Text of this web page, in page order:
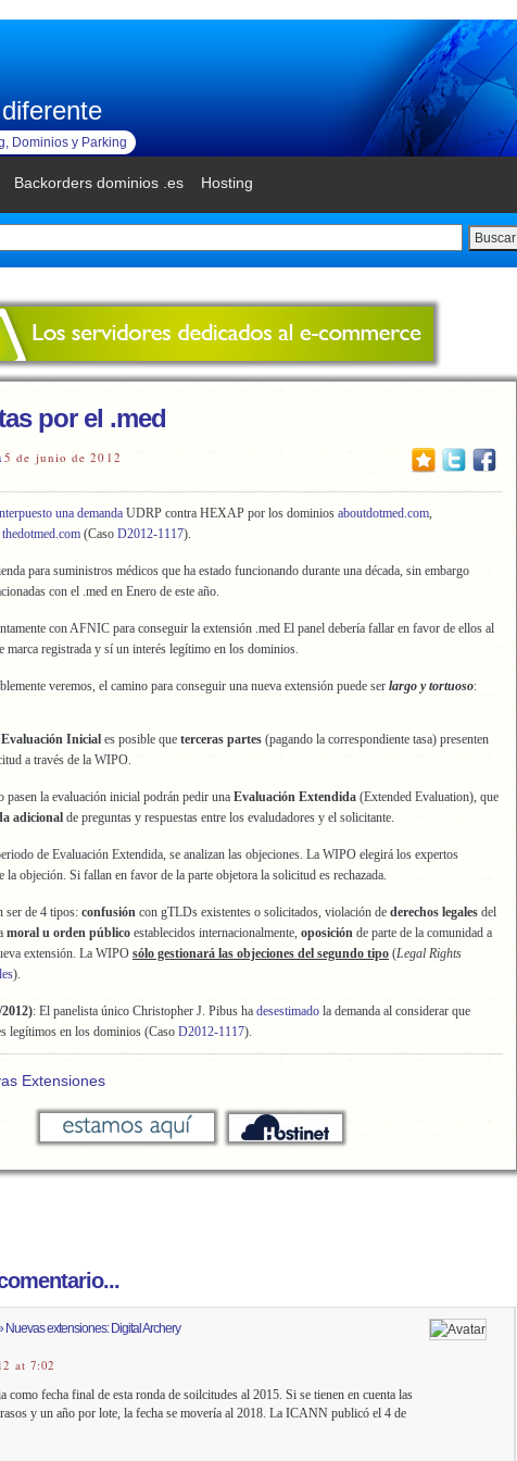
Dominios y Parking
Backorders dominios .es Hosting
Buscar
por el .med
5 de junio de 2012
una demanda UDRP contra HEXAP por los dominios aboutdotmed.com,
thedotmed.com (Caso D2012-1117).
para suministros médicos que ha estado funcionando durante una década, sin embargo
con el .med en Enero de este año.
con AFNIC para conseguir la extensión .med El panel debería fallar en favor de ellos al
marca registrada y sí un interés legítimo en los dominios.
veremos, el camino para conseguir una nueva extensión puede ser largo y tortuoso:
Evaluación Inicial es posible que terceras partes (pagando la correspondiente tasa) presenten
a través de la WIPO.
pasen la evaluación inicial podrán pedir una Evaluación Extendida (Extended Evaluation), que
adicional de preguntas y respuestas entre los evaludadores y el solicitante.
de Evaluación Extendida, se analizan las objeciones. La WIPO elegirá los expertos
la objeción. Si fallan en favor de la parte objetora la solicitud es rechazada.
ser de 4 tipos: confusión con gTLDs existentes o solicitados, violación de derechos legales del
moral u orden público establecidos internacionalmente, oposición de parte de la comunidad a
extensión. La WIPO sólo gestionará las objeciones del segundo tipo (Legal Rights
).
: El panelista único Christopher J. Pibus ha desestimado la demanda al considerar que
legítimos en los dominios (Caso D2012-1117).
Extensiones
Nuevas extensiones: Digital Archery
at 7:02
fecha final de esta ronda de soilcitudes al 2015. Si se tienen en cuenta las
y un año por lote, la fecha se movería al 2018. La ICANN publicó el 4 de